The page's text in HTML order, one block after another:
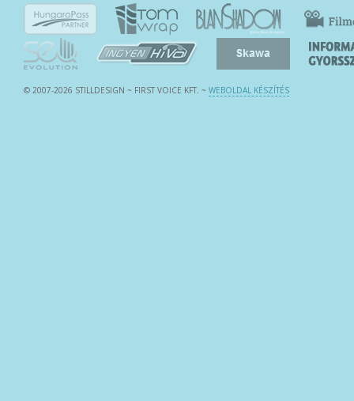
© 2007-2026 STILLDESIGN ~ FIRST VOICE KFT. ~ WEBOLDAL KÉSZÍTÉS